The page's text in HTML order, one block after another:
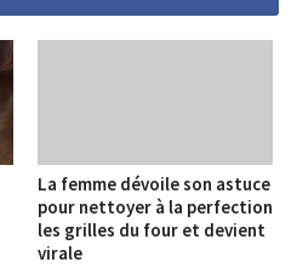
La femme dévoile son astuce
pour nettoyer à la perfection
les grilles du four et devient
virale